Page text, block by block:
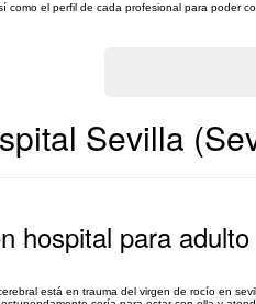
el perfil de cada profesional para poder
Sevilla
hospital para adulto
está en trauma del virgen de rocío en